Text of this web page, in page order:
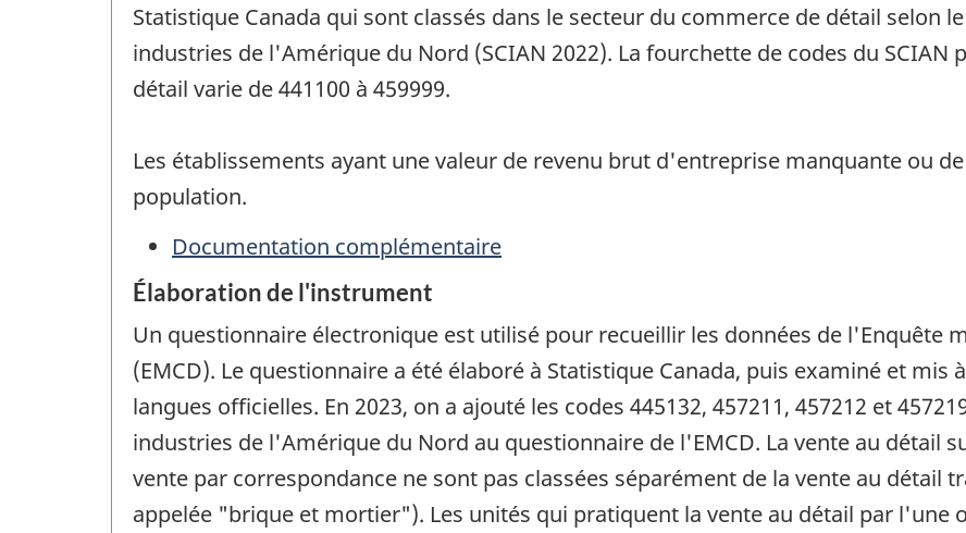
Statistique Canada qui sont classés dans le secteur du commerce de détail selon
industries de l'Amérique du Nord (SCIAN 2022). La fourchette de codes du SCIAN
détail varie de 441100 à 459999.
Les établissements ayant une valeur de revenu brut d'entreprise manquante ou
population.
Documentation complémentaire
Élaboration de l'instrument
Un questionnaire électronique est utilisé pour recueillir les données de l'Enquête
(EMCD). Le questionnaire a été élaboré à Statistique Canada, puis examiné et mis
langues officielles. En 2023, on a ajouté les codes 445132, 457211, 457212 et
industries de l'Amérique du Nord au questionnaire de l'EMCD. La vente au détail
vente par correspondance ne sont pas classées séparément de la vente au détail
appelée "brique et mortier"). Les unités qui pratiquent la vente au détail par l'une